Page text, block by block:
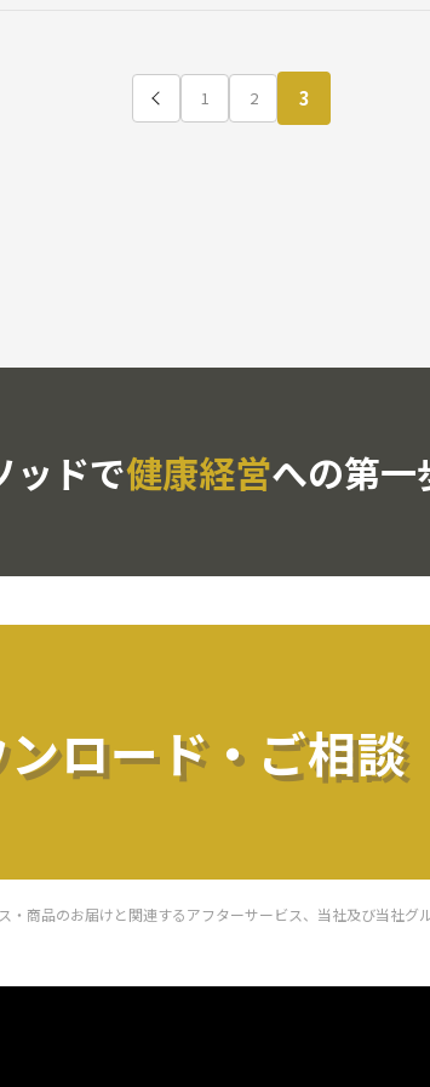
1 2 3
ッドで健康経営への第一
ロード・ご相談
商品のお届けと関連するアフターサービス、当社及び当社